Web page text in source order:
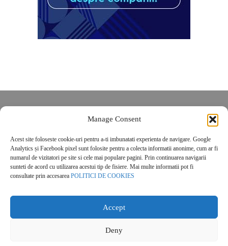
Manage Consent
Acest site foloseste cookie-uri pentru a-ti imbunatati experienta de navigare. Google
Analytics și Facebook pixel sunt folosite pentru a colecta informatii anonime, cum ar fi
numarul de vizitatori pe site si cele mai populare pagini. Prin continuarea navigarii
sunteti de acord cu utilizarea acestui tip de fisiere. Mai multe informatii pot fi
consultate prin accesarea POLITICI DE COOKIES
Accept
Deny
POLITICĂ DE CONFIDENȚIALITATE
Politica de cookies
© 2026 Real Estate Magazine. All Rights Reserved.